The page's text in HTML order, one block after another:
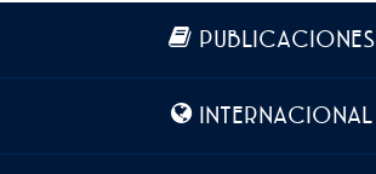
Más información
PUBLICACIONES
INTERNACIONAL